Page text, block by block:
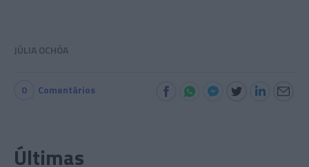
JÚLIA OCHÔA
0 Comentários
Últimas